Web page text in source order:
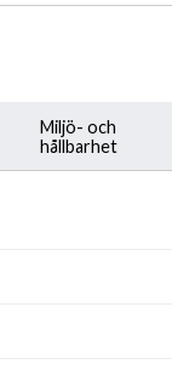
Miljö- och
hållbarhet